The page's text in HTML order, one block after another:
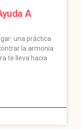
A
una práctica
la armonía
te lleva hacia